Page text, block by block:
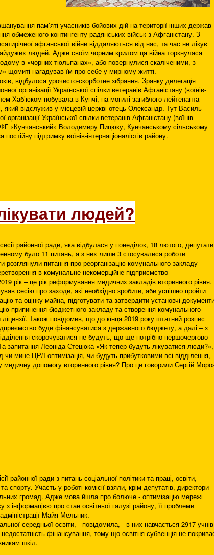
пам’яті учасників бойових дій на території інших держав
обмеженого контингенту радянських військ з Афганістану. З
афганської війни віддаляються від нас, та час не лікує
людей. Адже своїм чорним крилом ця війна торкнулася
в «чорних тюльпанах», або повернулися скаліченими, з
нагадував їм про себе у мирному житті.
відбулося урочисто-скорботне зібрання. Зранку делегація
організації Української спілки ветеранів Афганістану (воїнів-
Хаб’юком побувала в Кунчі, на могилі загиблого лейтенанта
який відслужив у місцевій церкві отець Олександр. Тут Василь
Української спілки ветеранів Афганістану (воїнів-
ФГ «Кунчанський» Володимиру Пицюку, Кунчанському сільському
підтримку воїнів-інтернаціоналістів району.
людей?
районної ради, яка відбулася у понеділок, 18 лютого, депутати
було 11 питань, а з них лише 3 стосувалися роботи
питання про реорганізацію комунального закладу
в комунальне некомерційне підприємство
рік – це рік реформування медичних закладів вторинного рівня.
сесію про заходи, які необхідно зробити, аби успішно пройти
та оцінку майна, підготувати та затвердити установчі
припинення бюджетного закладу та створення комунального
Також повідомив, що до кінця 2019 року штатний розпис
буде фінансуватися з державного бюджету, а далі – з
скорочуватися не будуть, що ще потрібно першочергово
запитання Леоніда Стецюка «Як тепер будуть лікуватися люди?»,
мине ЦРЛ оптимізація, чи будуть прибутковими всі відділення,
допомогу вторинного рівня? Про це говорили Сергій
районної ради з питань соціальної політики та праці, освіти,
спорту. Участь у роботі комісії взяли, крім депутатів, директори
громад. Адже мова йшла про болюче - оптимізацію мережі
з інформацією про стан освітньої галузі району, її проблеми
Майя Мельник.
середньої освіти, - повідомила, - в них навчається 2917
фінансування, тому що освітня субвенція не
шкіл.